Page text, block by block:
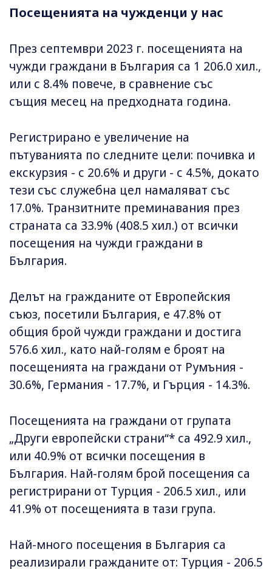
Посещенията на чужденци у нас
През септември 2023 г. посещенията на
чужди граждани в България са 1 206.0 хил.,
или с 8.4% повече, в сравнение със
същия месец на предходната година.
Регистрирано e увеличение на
пътуванията по следните цели: почивка и
екскурзия - с 20.6% и други - с 4.5%, докато
тези със служебна цел намаляват със
17.0%. Транзитните преминавания през
страната са 33.9% (408.5 хил.) от всички
посещения на чужди граждани в
България.
Делът на гражданите от Европейския
съюз, посетили България, е 47.8% от
общия брой чужди граждани и достига
576.6 хил., като най-голям е броят на
посещенията на граждани от Румъния -
30.6%, Германия - 17.7%, и Гърция - 14.3%.
Посещенията на граждани от групата
„Други европейски страни“* са 492.9 хил.,
или 40.9% от всички посещения в
България. Най-голям брой посещения са
регистрирани от Турция - 206.5 хил., или
41.9% от посещенията в тази група.
Най-много посещения в България са
реализирали гражданите от: Турция - 206.5